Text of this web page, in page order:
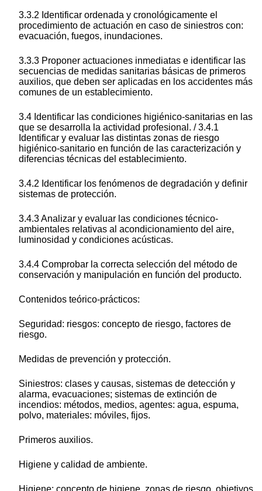
3.3.2 Identificar ordenada y cronológicamente el
procedimiento de actuación en caso de siniestros con:
evacuación, fuegos, inundaciones.
3.3.3 Proponer actuaciones inmediatas e identificar las
secuencias de medidas sanitarias básicas de primeros
auxilios, que deben ser aplicadas en los accidentes más
comunes de un establecimiento.
3.4 Identificar las condiciones higiénico-sanitarias en las
que se desarrolla la actividad profesional. / 3.4.1
Identificar y evaluar las distintas zonas de riesgo
higiénico-sanitario en función de las caracterización y
diferencias técnicas del establecimiento.
3.4.2 Identificar los fenómenos de degradación y definir
sistemas de protección.
3.4.3 Analizar y evaluar las condiciones técnico-
ambientales relativas al acondicionamiento del aire,
luminosidad y condiciones acústicas.
3.4.4 Comprobar la correcta selección del método de
conservación y manipulación en función del producto.
Contenidos teórico-prácticos:
Seguridad: riesgos: concepto de riesgo, factores de
riesgo.
Medidas de prevención y protección.
Siniestros: clases y causas, sistemas de detección y
alarma, evacuaciones; sistemas de extinción de
incendios: métodos, medios, agentes: agua, espuma,
polvo, materiales: móviles, fijos.
Primeros auxilios.
Higiene y calidad de ambiente.